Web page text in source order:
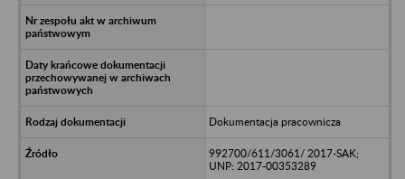
Dokumentacja pracownicza
992700/611/3061/ 2017-SAK;
UNP: 2017-00353289